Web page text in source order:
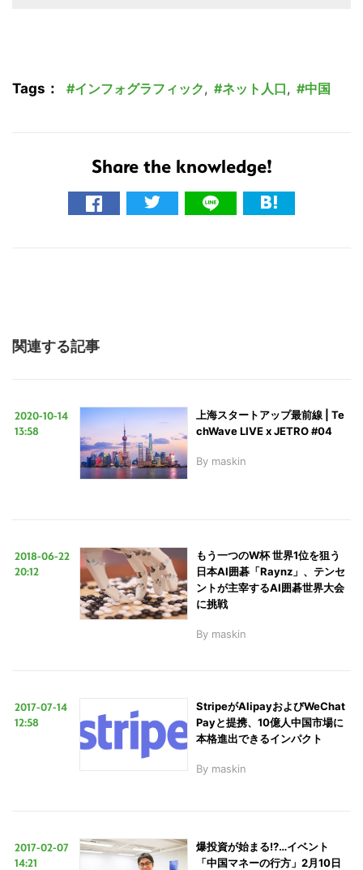
Tags： インフォグラフィック, ネット人口, 中国
Share the knowledge!
関連する記事
2020-10-14
13:58
上海スタートアップ最前線 | Te
chWave LIVE x JETRO #04
By maskin
2018-06-22
20:12
もう一つのW杯 世界1位を狙う
日本AI囲碁「Raynz」、テンセ
ントが主宰するAI囲碁世界大会
に挑戦
By maskin
2017-07-14
12:58
StripeがAlipayおよびWeChat
Payと提携、10億人中国市場に
本格進出できるインパクト
By maskin
2017-02-07
14:21
爆投資が始まる!?…イベント
「中国マネーの行方」2月10日